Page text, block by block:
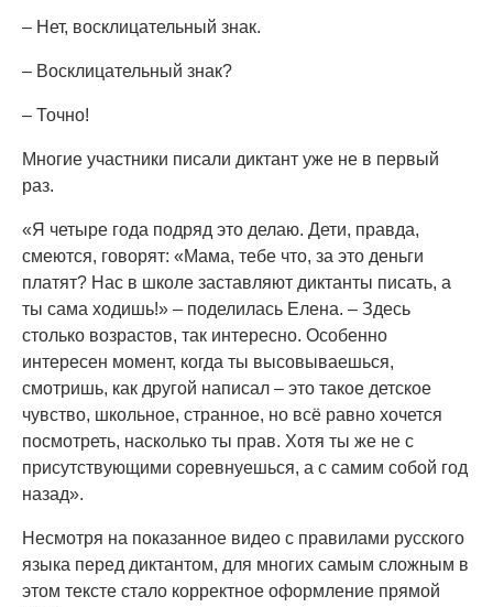
– Нет, восклицательный знак.
– Восклицательный знак?
– Точно!
Многие участники писали диктант уже не в первый
раз.
«Я четыре года подряд это делаю. Дети, правда,
смеются, говорят: «Мама, тебе что, за это деньги
платят? Нас в школе заставляют диктанты писать, а
ты сама ходишь!» – поделилась Елена. – Здесь
столько возрастов, так интересно. Особенно
интересен момент, когда ты высовываешься,
смотришь, как другой написал – это такое детское
чувство, школьное, странное, но всё равно хочется
посмотреть, насколько ты прав. Хотя ты же не с
присутствующими соревнуешься, а с самим собой год
назад».
Несмотря на показанное видео с правилами русского
языка перед диктантом, для многих самым сложным в
этом тексте стало корректное оформление прямой